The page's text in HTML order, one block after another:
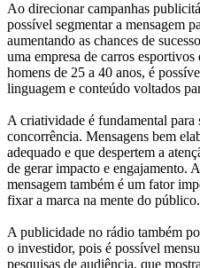
Ao direcionar campanhas
possível segmentar a mensagem
aumentando as chances de
uma empresa de carros
homens de 25 a 40 anos, é
linguagem e conteúdo voltados
A criatividade é fundamental para
concorrência. Mensagens bem
adequado e que despertem a
de gerar impacto e engajamento.
mensagem também é um fator
fixar a marca na mente do público.
A publicidade no rádio também
o investidor, pois é possível
pesquisas de audiência, que